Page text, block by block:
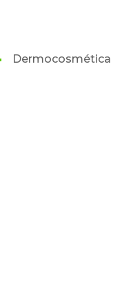
Dermocosmética